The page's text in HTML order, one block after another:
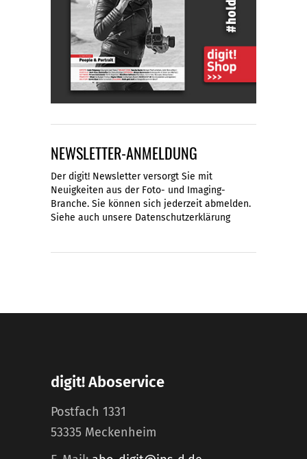
NEWSLETTER-ANMELDUNG
Der digit! Newsletter versorgt Sie mit
Neuigkeiten aus der Foto- und Imaging-
Branche. Sie können sich jederzeit abmelden.
Siehe auch unsere Datenschutzerklärung
digit! Aboservice
Postfach 1331
53335 Meckenheim